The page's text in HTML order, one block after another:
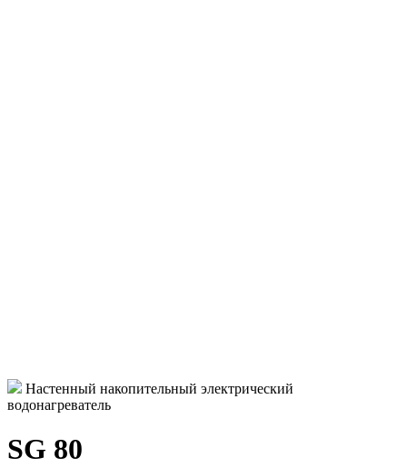
Настенный накопительный электрический
водонагреватель
SG 80